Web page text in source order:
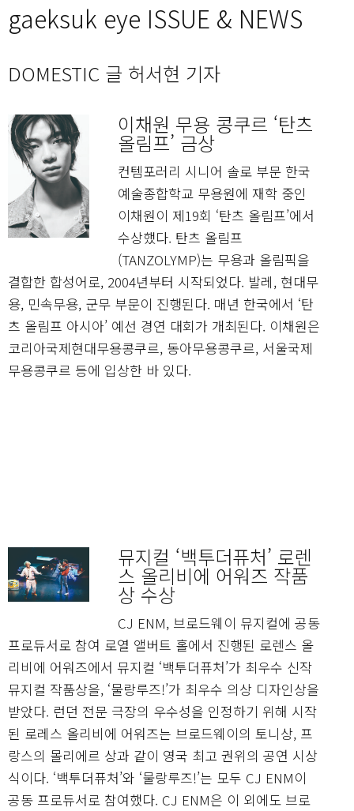
gaeksuk eye ISSUE & NEWS
DOMESTIC 글 허서현 기자
이채원 무용 콩쿠르 ‘탄츠
올림프’ 금상
컨템포러리 시니어 솔로 부문 한국
예술종합학교 무용원에 재학 중인
이채원이 제19회 ‘탄츠 올림프’에서
수상했다. 탄츠 올림프
(TANZOLYMP)는 무용과 올림픽을
결합한 합성어로, 2004년부터 시작되었다. 발레, 현대무
용, 민속무용, 군무 부문이 진행된다. 매년 한국에서 ‘탄
츠 올림프 아시아’ 예선 경연 대회가 개최된다. 이채원은
코리아국제현대무용콩쿠르, 동아무용콩쿠르, 서울국제
무용콩쿠르 등에 입상한 바 있다.
뮤지컬 ‘백투더퓨처’ 로렌
스 올리비에 어워즈 작품
상 수상
CJ ENM, 브로드웨이 뮤지컬에 공동
프로듀서로 참여 로열 앨버트 홀에서 진행된 로렌스 올
리비에 어워즈에서 뮤지컬 ‘백투더퓨처’가 최우수 신작
뮤지컬 작품상을, ‘물랑루즈!’가 최우수 의상 디자인상을
받았다. 런던 전문 극장의 우수성을 인정하기 위해 시작
된 로레스 올리비에 어워즈는 브로드웨이의 토니상, 프
랑스의 몰리에르 상과 같이 영국 최고 권위의 공연 시상
식이다. ‘백투더퓨처’와 ‘물랑루즈!’는 모두 CJ ENM이
공동 프로듀서로 참여했다. CJ ENM은 이 외에도 브로